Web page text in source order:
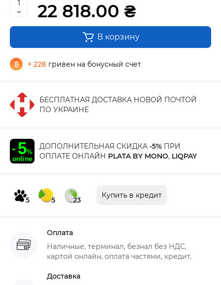
22 818.00 ₴
В корзину
+ 228 гривен на бонусный счет
БЕСПЛАТНАЯ ДОСТАВКА НОВОЙ ПОЧТОЙ
ПО УКРАИНЕ
ДОПОЛНИТЕЛЬНАЯ СКИДКА -5% ПРИ
ОПЛАТЕ ОНЛАЙН PLATA BY MONO, LIQPAY
5 5 23
Купить в кредит
Оплата
Наличные, терминал, безнал без НДС,
картой онлайн, оплата частями, кредит.
Доставка